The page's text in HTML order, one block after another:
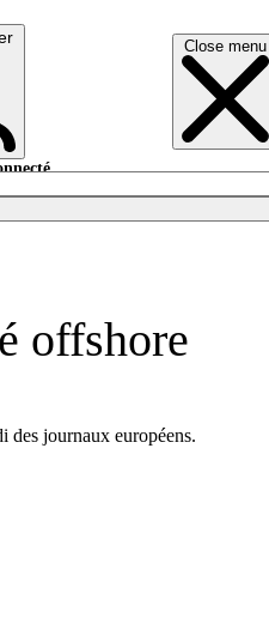
Close menu
offshore
des journaux européens.